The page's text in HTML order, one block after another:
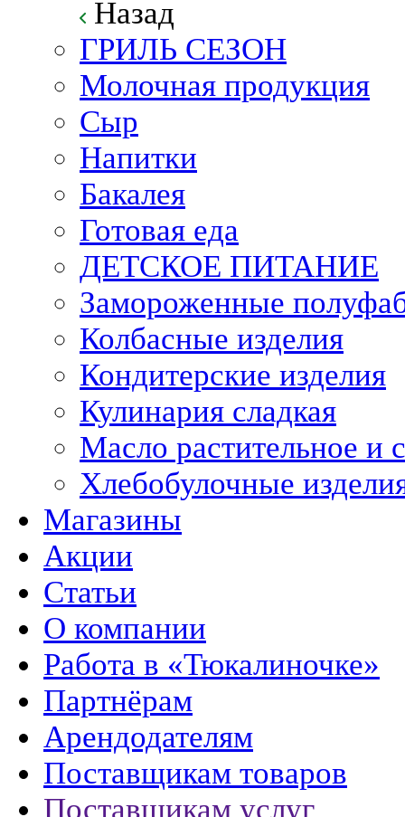
Назад
ГРИЛЬ СЕЗОН
Молочная продукция
Сыр
Напитки
Бакалея
Готовая еда
ДЕТСКОЕ ПИТАНИЕ
Замороженные
Колбасные изделия
Кондитерские изделия
Кулинария сладкая
Масло растительное и
Хлебобулочные
Магазины
Акции
Статьи
О компании
Работа в «Тюкалиночке»
Партнёрам
Арендодателям
Поставщикам товаров
Поставщикам услуг